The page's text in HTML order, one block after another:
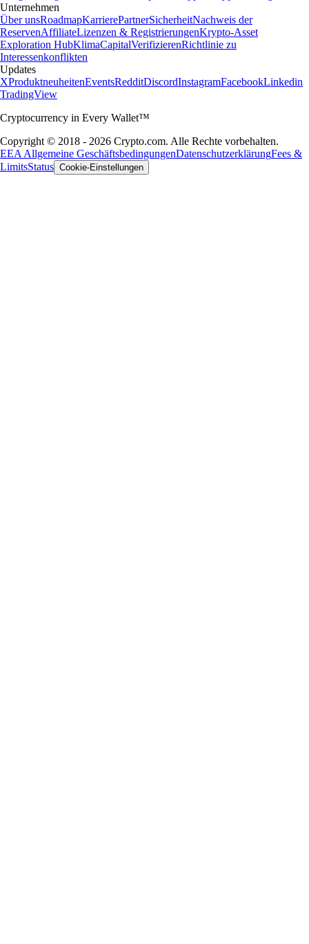
Unternehmen
Über unsRoadmapKarrierePartnerSicherheitNachweis der
ReservenAffiliateLizenzen & RegistrierungenKrypto-Asset
Exploration HubKlimaCapitalVerifizierenRichtlinie zu
Interessenkonflikten
Updates
XProduktneuheitenEventsRedditDiscordInstagramFacebookLinkedin
TradingView
Cryptocurrency in Every Wallet™
Copyright © 2018 - 2026 Crypto.com. Alle Rechte vorbehalten.
EEA Allgemeine GeschäftsbedingungenDatenschutzerklärungFees &
LimitsStatus Cookie-Einstellungen